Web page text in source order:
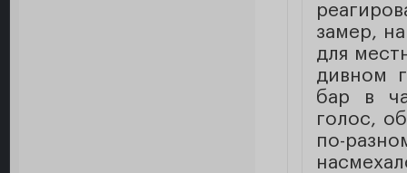
замер,
для
дивном
бар в
голос,
по-